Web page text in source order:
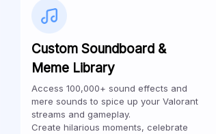
Custom Soundboard &
Meme Library
Access 100,000+ sound effects and
mere sounds to spice up your Valorant
streams and gameplay.
Create hilarious moments, celebrate